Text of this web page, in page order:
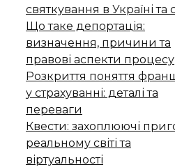
святкування в Україні та
Що таке депортація:
визначення, причини та
правові аспекти процесу
Розкриття поняття
у страхуванні: деталі та
переваги
Квести: захоплюючі
реальному світі та
віртуальності